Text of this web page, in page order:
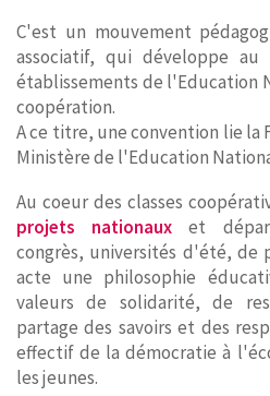
C'est un mouvement
associatif, qui développe
établissements de l'Education
coopération.
A ce titre, une convention lie la
Ministère de l'Education
Au coeur des classes
projets nationaux et
congrès, universités d'été, de
acte une philosophie
valeurs de solidarité, de
partage des savoirs et des
effectif de la démocratie à
les jeunes.